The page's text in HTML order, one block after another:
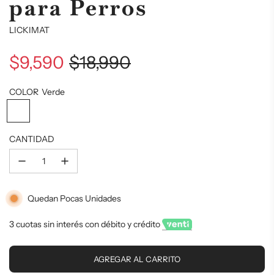
para Perros
LICKIMAT
Precio
oferta
$18,990
Precio
$9,590
COLOR Verde
CANTIDAD
Quedan Pocas Unidades
3 cuotas sin interés con débito y crédito
C
AGREGAR AL CARRITO